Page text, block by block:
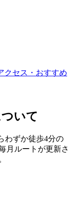
クセス・おすすめ
いて
わずか徒歩4分の
月ルートが更新さ